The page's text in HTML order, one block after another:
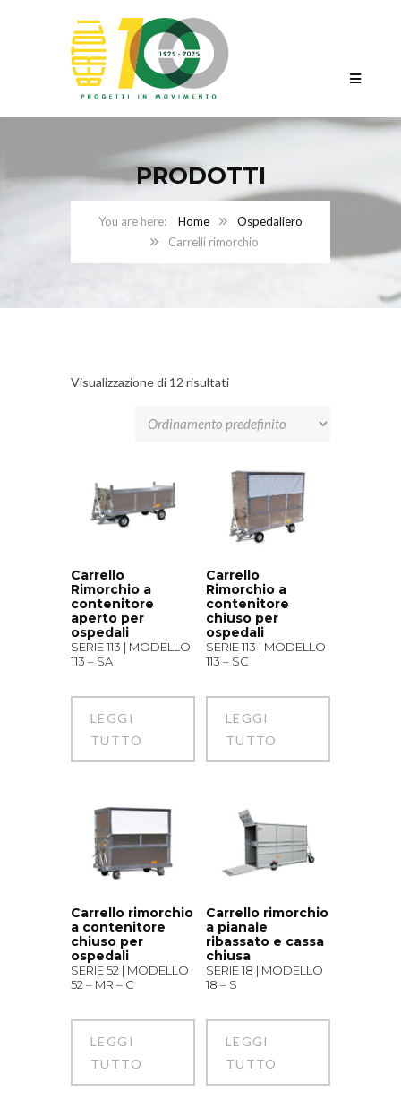
PRODOTTI
Home
Ospedaliero
Carrelli rimorchio
Visualizzazione di 12 risultati
Carrello
Rimorchio a
contenitore
aperto per
ospedali
SERIE 113 | MODELLO
113 – SA
LEGGI
TUTTO
Carrello
Rimorchio a
contenitore
chiuso per
ospedali
SERIE 113 | MODELLO
113 – SC
LEGGI
TUTTO
Carrello rimorchio
a contenitore
chiuso per
ospedali
SERIE 52 | MODELLO
52 – MR – C
LEGGI
TUTTO
Carrello rimorchio
a pianale
ribassato e cassa
chiusa
SERIE 18 | MODELLO
18 – S
LEGGI
TUTTO